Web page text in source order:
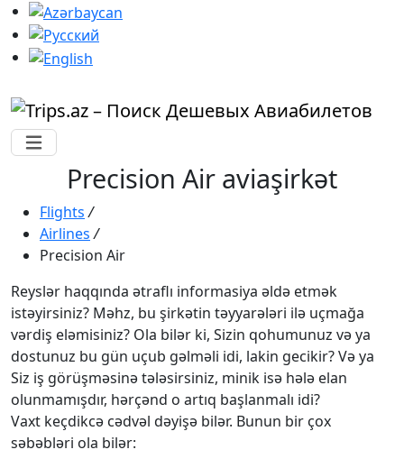
Precision Air aviaşirkət
Flights /
Airlines /
Precision Air
Reyslər haqqında ətraflı informasiya əldə etmək
istəyirsiniz? Məhz, bu şirkətin təyyarələri ilə uçmağa
vərdiş eləmisiniz? Ola bilər ki, Sizin qohumunuz və ya
dostunuz bu gün uçub gəlməli idi, lakin gecikir? Və ya
Siz iş görüşməsinə tələsirsiniz, minik isə hələ elan
olunmamışdır, hərçənd o artıq başlanmalı idi?
Vaxt keçdikcə cədvəl dəyişə bilər. Bunun bir çox
səbəbləri ola bilər: